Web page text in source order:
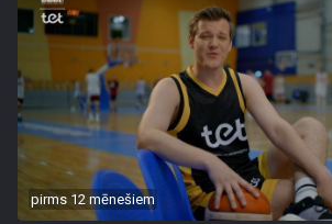
pirms 12 mēnešiem